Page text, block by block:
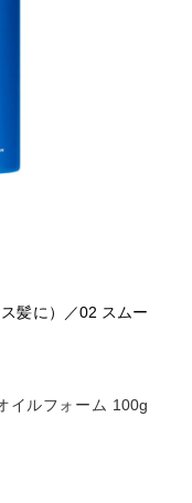
髪に）／02 スムー
イルフォーム 100g